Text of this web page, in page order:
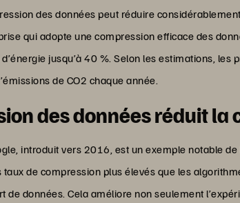
des données peut réduire
qui adopte une compression efficace des
jusqu’à 40 %. Selon les estimations,
de CO2 chaque année.
des données réduit la
introduit vers 2016, est un exemple notable
de compression plus élevés que les
données. Cela améliore non seulement